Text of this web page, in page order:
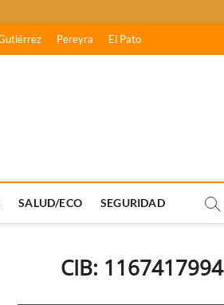
Pereyra El Pato
SALUD/ECO SEGURIDAD
CIB: 1167417994